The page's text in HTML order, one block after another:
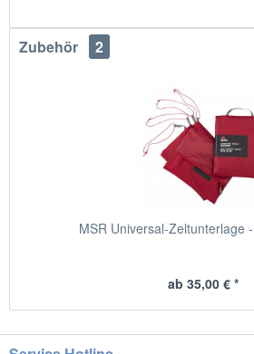
Zubehör 2
MSR Universal-Zeltunterlage
ab 35,00 € *